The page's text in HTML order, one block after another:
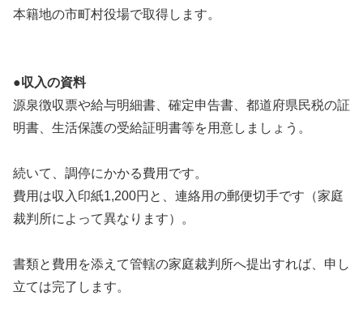
本籍地の市町村役場で取得します。
●収入の資料
源泉徴収票や給与明細書、確定申告書、都道府県民税の証
明書、生活保護の受給証明書等を用意しましょう。
続いて、調停にかかる費用です。
費用は収入印紙1,200円と、連絡用の郵便切手です（家庭
裁判所によって異なります）。
書類と費用を添えて管轄の家庭裁判所へ提出すれば、申し
立ては完了します。